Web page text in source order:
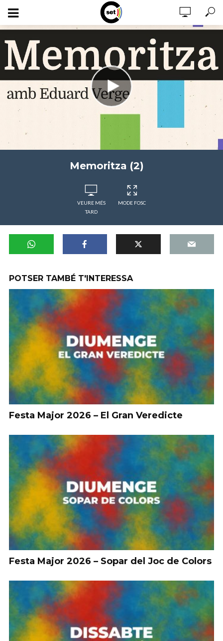
Memoritza (2)
VEURE MÉS
TARD
MODE FOSC
POTSER TAMBÉ T'INTERESSA
Festa Major 2026 – El Gran Veredicte
Festa Major 2026 – Sopar del Joc de Colors